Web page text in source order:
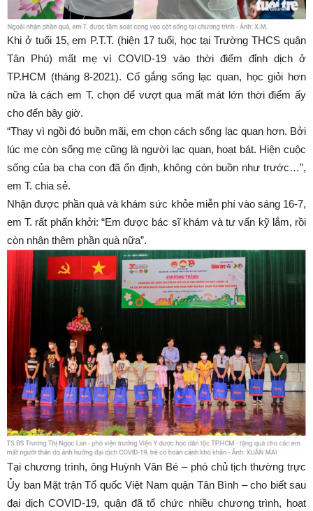
Khi ở tuổi 15, em P.T.T. (hiện 17 tuổi, học tại Trường THCS quận
Tân Phú) mất mẹ vì COVID-19 vào thời điểm đỉnh dịch ở
TP.HCM (tháng 8-2021). Cố gắng sống lạc quan, học giỏi hơn
nữa là cách em T. chọn để vượt qua mất mát lớn thời điểm ấy
cho đến bây giờ.
“Thay vì ngồi đó buồn mãi, em chọn cách sống lạc quan hơn. Bởi
lúc mẹ còn sống mẹ cũng là người lạc quan, hoạt bát. Hiện cuộc
sống của ba cha con đã ổn định, không còn buồn như trước…”,
em T. chia sẻ.
Nhận được phần quà và khám sức khỏe miễn phí vào sáng 16-7,
em T. rất phấn khởi: “Em được bác sĩ khám và tư vấn kỹ lắm, rồi
còn nhận thêm phần quà nữa”.
Tại chương trình, ông Huỳnh Văn Bé – phó chủ tịch thường trực
Ủy ban Mặt trận Tổ quốc Việt Nam quận Tân Bình – cho biết sau
đại dịch COVID-19, quận đã tổ chức nhiều chương trình, hoạt